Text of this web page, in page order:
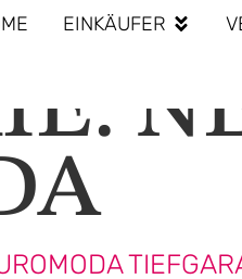
EINKÄUFER